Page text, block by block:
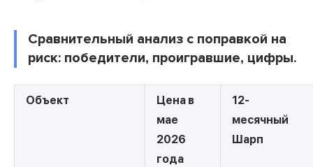
Сравнительный анализ с поправкой на
риск: победители, проигравшие, цифры.
Объект
Цена в
мае
2026
года
12-
месячный
Шарп